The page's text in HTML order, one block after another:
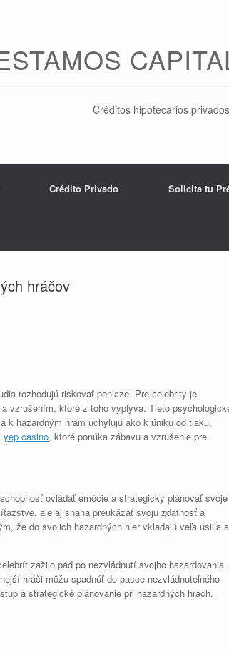
Créditos hipotecarios privados
Crédito Privado Solicita tu
hráčov
rozhodujú riskovať peniaze. Pre celebrity je
vzrušením, ktoré z toho vyplýva. Tieto
k hazardným hrám uchyľujú ako k úniku od tlaku,
yep casino, ktoré ponúka zábavu a vzrušenie pre
ovládať emócie a strategicky plánovať svoje
ale aj snaha preukázať svoju zdatnosť a
že do svojich hazardných hier vkladajú veľa úsilia a
zažilo pád po nezvládnutí svojho hazardovania.
hráči môžu spadnúť do pasce nezvládnuteľného
a strategické plánovanie pri hazardných hrách.